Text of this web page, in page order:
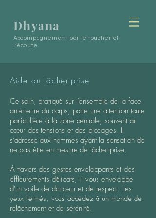
Dhyana
Accompagnement par le toucher et
l’écoute
Aide au lâcher-prise
Ce soin, pratiqué sur l’ensemble de la face
antérieure du corps, porte une attention toute
particulière à la zone centrale, souvent au
cœur des tensions et des blocages. Il
s’adresse aux hommes ayant la sensation de
ne pas être en mesure de lâcher-prise.
À travers des gestes enveloppants et des
effleurements délicats, il vous enveloppe
d'un voile de douceur et de respect. Les
yeux fermés, vous accédez à un monde de
relâchement et de sérénité.